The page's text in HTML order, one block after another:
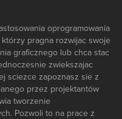
oprogramowania
pragna rozwijac swoje
graficznego lub chca stac
zwiekszajac
sciezce zapoznasz sie z
przez projektantów
tworzenie
Pozwoli to na prace z